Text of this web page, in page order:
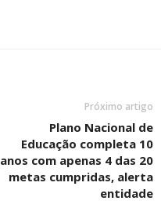
Próximo artigo
Plano Nacional de
Educação completa 10
anos com apenas 4 das 20
metas cumpridas, alerta
entidade